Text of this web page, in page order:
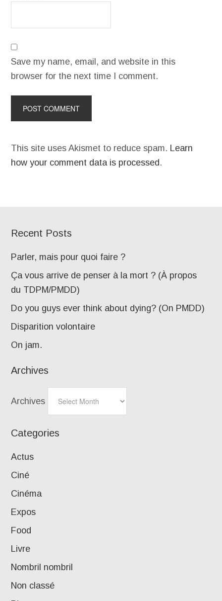
Save my name, email, and website in this
browser for the next time I comment.
This site uses Akismet to reduce spam. Learn
how your comment data is processed .
Recent Posts
Parler, mais pour quoi faire ?
Ça vous arrive de penser à la mort ? (À propos
du TDPM/PMDD)
Do you guys ever think about dying? (On PMDD)
Disparition volontaire
On jam.
Archives
Archives
Categories
Actus
Ciné
Cinéma
Expos
Food
Livre
Nombril nombril
Non classé